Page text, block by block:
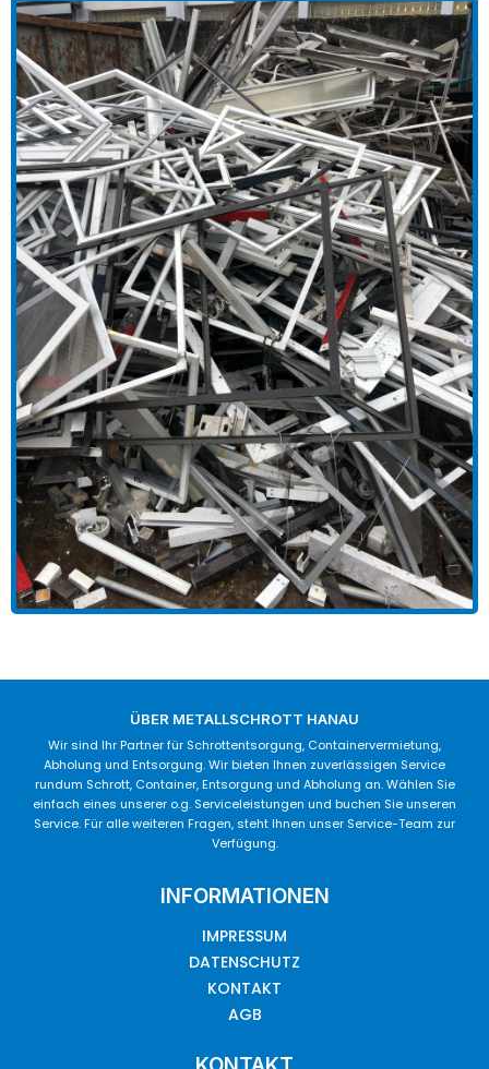
ÜBER METALLSCHROTT HANAU
Wir sind Ihr Partner für Schrottentsorgung, Containervermietung,
Abholung und Entsorgung. Wir bieten Ihnen zuverlässigen Service
rundum Schrott, Container, Entsorgung und Abholung an. Wählen Sie
einfach eines unserer o.g. Serviceleistungen und buchen Sie unseren
Service. Für alle weiteren Fragen, steht Ihnen unser Service-Team zur
Verfügung.
INFORMATIONEN
IMPRESSUM
DATENSCHUTZ
KONTAKT
AGB